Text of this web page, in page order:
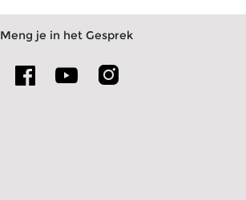
Meng je in het Gesprek